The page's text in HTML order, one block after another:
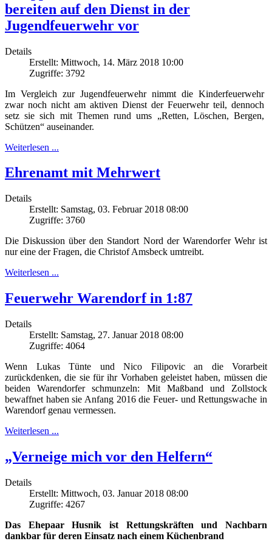
bereiten auf den Dienst in der
Jugendfeuerwehr vor
Details
Erstellt: Mittwoch, 14. März 2018 10:00
Zugriffe: 3792
Im Vergleich zur Jugendfeuerwehr nimmt die Kinderfeuerwehr
zwar noch nicht am aktiven Dienst der Feuerwehr teil, dennoch
setz sie sich mit Themen rund ums „Retten, Löschen, Bergen,
Schützen“ auseinander.
Weiterlesen ...
Ehrenamt mit Mehrwert
Details
Erstellt: Samstag, 03. Februar 2018 08:00
Zugriffe: 3760
Die Diskussion über den Standort Nord der Warendorfer Wehr ist
nur eine der Fragen, die Christof Amsbeck umtreibt.
Weiterlesen ...
Feuerwehr Warendorf in 1:87
Details
Erstellt: Samstag, 27. Januar 2018 08:00
Zugriffe: 4064
Wenn Lukas Tünte und Nico Filipovic an die Vorarbeit
zurückdenken, die sie für ihr Vorhaben geleistet haben, müssen die
beiden Warendorfer schmunzeln: Mit Maßband und Zollstock
bewaffnet haben sie Anfang 2016 die Feuer- und Rettungswache in
Warendorf genau vermessen.
Weiterlesen ...
„Verneige mich vor den Helfern“
Details
Erstellt: Mittwoch, 03. Januar 2018 08:00
Zugriffe: 4267
Das Ehepaar Husnik ist Rettungskräften und Nachbarn
dankbar für deren Einsatz nach einem Küchenbrand